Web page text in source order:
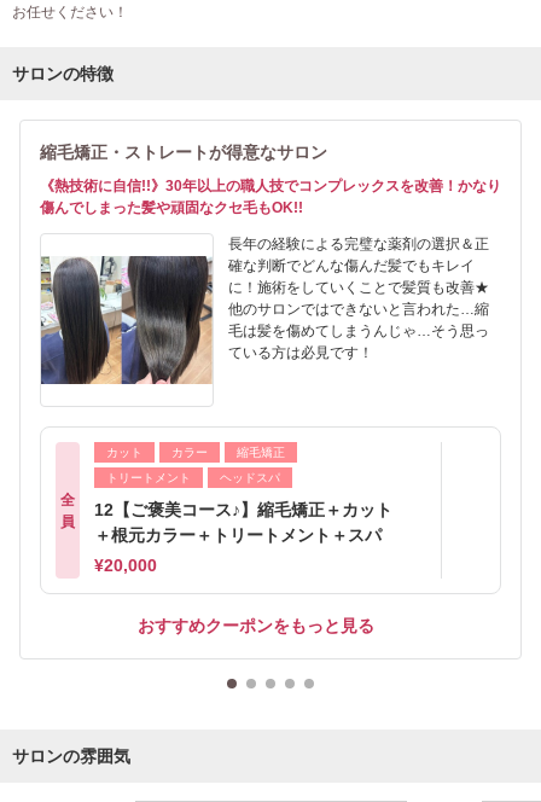
お任せください！
サロンの特徴
縮毛矯正・ストレートが得意なサロン
《熱技術に自信!!》30年以上の職人技でコンプレックスを改善！かなり
傷んでしまった髪や頑固なクセ毛もOK!!
長年の経験による完璧な薬剤の選択＆正
確な判断でどんな傷んだ髪でもキレイ
に！施術をしていくことで髪質も改善★
他のサロンではできないと言われた…縮
毛は髪を傷めてしまうんじゃ…そう思っ
ている方は必見です！
全
員
カット カラー
縮毛矯正
トリートメント
ヘッドスパ
12【ご褒美コース♪】縮毛矯正＋カット
＋根元カラー＋トリートメント＋スパ
¥20,000
おすすめクーポンをもっと見る
サロンの雰囲気